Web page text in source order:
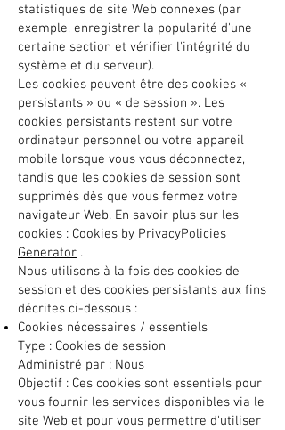
statistiques de site Web connexes (par
exemple, enregistrer la popularité d'une
certaine section et vérifier l'intégrité du
système et du serveur).
Les cookies peuvent être des cookies «
persistants » ou « de session ». Les
cookies persistants restent sur votre
ordinateur personnel ou votre appareil
mobile lorsque vous vous déconnectez,
tandis que les cookies de session sont
supprimés dès que vous fermez votre
navigateur Web. En savoir plus sur les
cookies : Cookies by PrivacyPolicies
Generator .
Nous utilisons à la fois des cookies de
session et des cookies persistants aux fins
décrites ci-dessous :
Cookies nécessaires / essentiels
Type : Cookies de session
Administré par : Nous
Objectif : Ces cookies sont essentiels pour
vous fournir les services disponibles via le
site Web et pour vous permettre d'utiliser